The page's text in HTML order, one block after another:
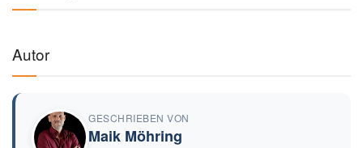
Autor
GESCHRIEBEN VON
Maik Möhring